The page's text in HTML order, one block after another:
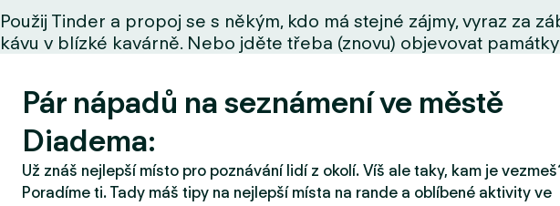
a
T
d
e
r
u
Použij Tinder a propoj se s někým, kdo má stejné zájmy, vyraz za
kávu v blízké kavárně. Nebo jděte třeba (znovu) objevovat
Pár nápadů na seznámení ve městě
Diadema:
Už znáš nejlepší místo pro poznávání lidí z okolí. Víš ale taky, kam je
Poradíme ti. Tady máš tipy na nejlepší místa na rande a oblíbené aktivity ve